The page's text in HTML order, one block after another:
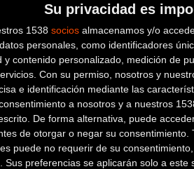
Su privacidad es
1538 socios almacenamos y/o
personales, como identificadores
y contenido personalizado, medición de
Con su permiso, nosotros y
e identificación mediante las
a nosotros y a nuestros
De forma alternativa, puede
de otorgar o negar su consentimiento.
puede no requerir de su
Sus preferencias se aplicarán solo a